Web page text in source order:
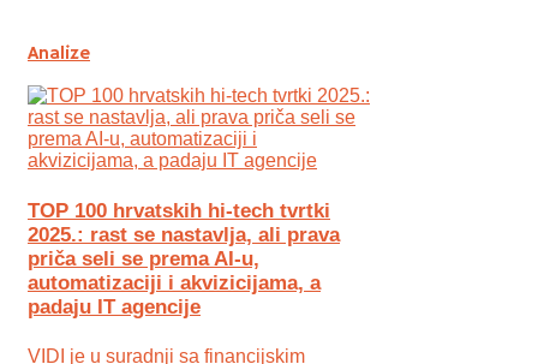
Analize
TOP 100 hrvatskih hi-tech tvrtki
2025.: rast se nastavlja, ali prava
priča seli se prema AI-u,
automatizaciji i akvizicijama, a
padaju IT agencije
VIDI je u suradnji sa financijskim